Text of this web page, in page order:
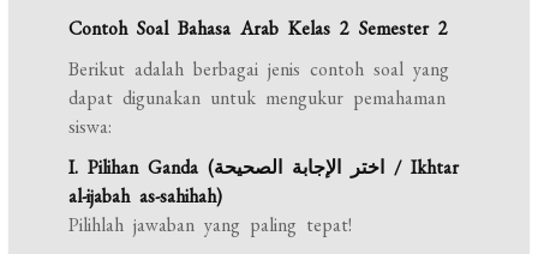
Contoh Soal Bahasa Arab Kelas 2 Semester 2
Berikut adalah berbagai jenis contoh soal yang
dapat digunakan untuk mengukur pemahaman
siswa:
I. Pilihan Ganda (اختر الإجابة الصحيحة / Ikhtar
al-ijabah as-sahihah)
Pilihlah jawaban yang paling tepat!